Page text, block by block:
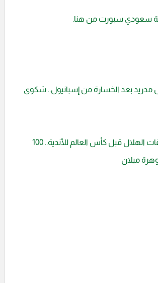
سعودي سبورت من هنا.
مدريد بعد الخسارة من إسبانيول.. شكوى
النصر يقتحم صفقات الهلال قبل كأس العالم للأندية.. 100
ميلان